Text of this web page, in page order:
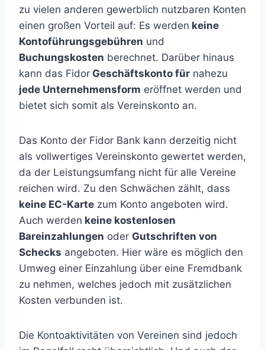
zu vielen anderen gewerblich nutzbaren Konten
einen großen Vorteil auf: Es werden keine
Kontoführungsgebühren und
Buchungskosten berechnet. Darüber hinaus
kann das Fidor Geschäftskonto für nahezu
jede Unternehmensform eröffnet werden und
bietet sich somit als Vereinskonto an.
Das Konto der Fidor Bank kann derzeitig nicht
als vollwertiges Vereinskonto gewertet werden,
da der Leistungsumfang nicht für alle Vereine
reichen wird. Zu den Schwächen zählt, dass
keine EC-Karte zum Konto angeboten wird.
Auch werden keine kostenlosen
Bareinzahlungen oder Gutschriften von
Schecks angeboten. Hier wäre es möglich den
Umweg einer Einzahlung über eine Fremdbank
zu nehmen, welches jedoch mit zusätzlichen
Kosten verbunden ist.
Die Kontoaktivitäten von Vereinen sind jedoch